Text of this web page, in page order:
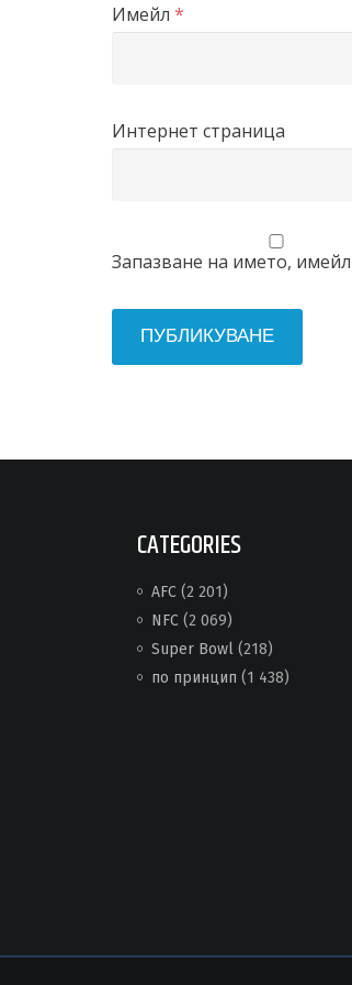
Имейл *
Интернет страница
Запазване на името,
CATEGORIES
AFC(2 201)
NFC(2 069)
Super Bowl(218)
по принцип (1 438)